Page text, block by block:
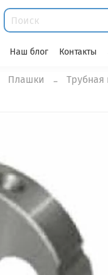
Наш блог Контакты
Плашки Трубная